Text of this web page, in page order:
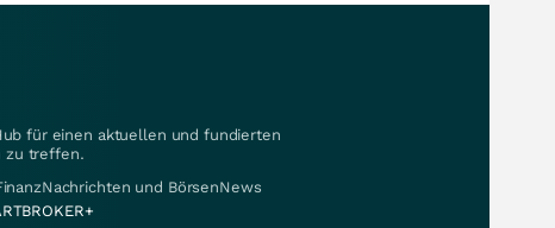
für einen aktuellen und fundierten
zu treffen.
und BörsenNews